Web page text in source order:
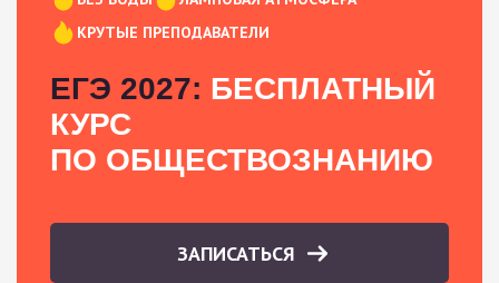
КРУТЫЕ ПРЕПОДАВАТЕЛИ
ЕГЭ 2027: БЕСПЛАТНЫЙ
КУРС
ПО ОБЩЕСТВОЗНАНИЮ
ЗАПИСАТЬСЯ